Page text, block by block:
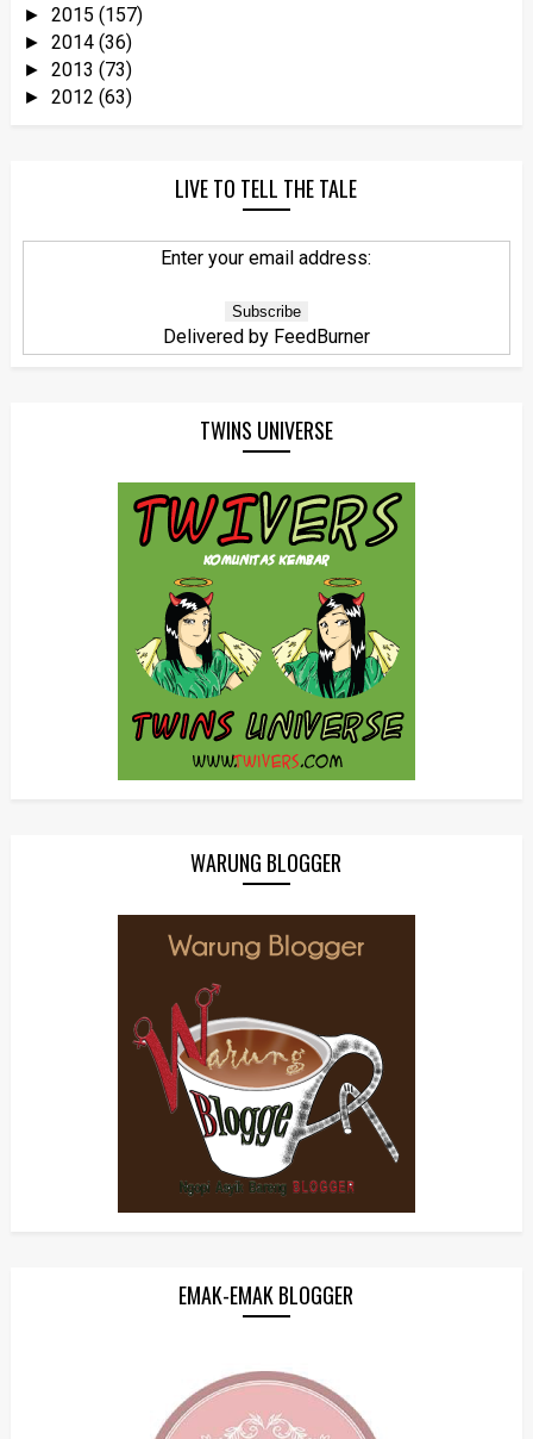
► 2015 (157)
► 2014 (36)
► 2013 (73)
► 2012 (63)
LIVE TO TELL THE TALE
Enter your email address:
Delivered by FeedBurner
TWINS UNIVERSE
WARUNG BLOGGER
EMAK-EMAK BLOGGER